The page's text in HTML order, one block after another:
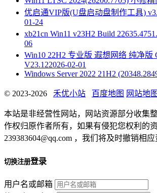
优启通VIP版(U盘启动盘制作工具)
01-24
xb21cn Win11 v23H2 Build
06
Win10 22H2 专业版 遐想网络 纯净版
V23.122026-02-01
Windows Server 2022 21H2
© 2023-2026 禾优小站 百度地图 网站地图
本站是非经营性网站，网站资源部分收集
作权归原作者所有，如果有侵犯您权利的
239383604@qq.com ，我们将及时撤销相应
切换注册登录
用户名或邮箱